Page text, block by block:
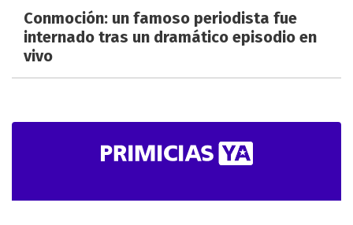
Conmoción: un famoso periodista fue
internado tras un dramático episodio en
vivo